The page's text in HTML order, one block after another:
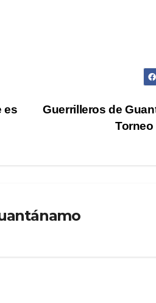
Guerrilleros de
es